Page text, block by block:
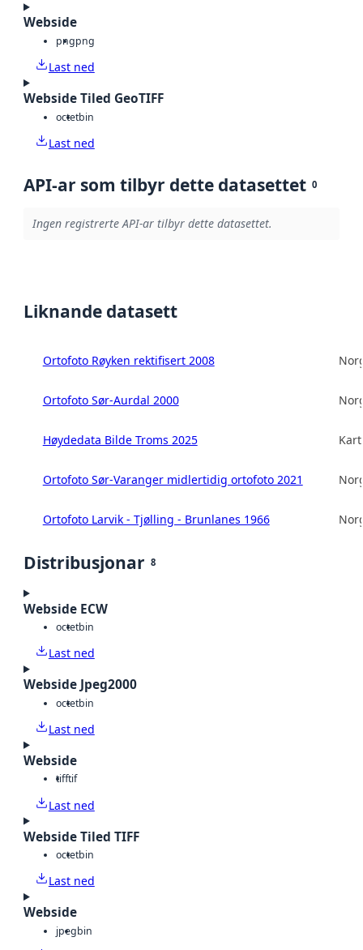
Webside
pngpng
Last ned
Webside Tiled GeoTIFF
octetbin
Last ned
API-ar som tilbyr dette datasettet 0
Ingen registrerte API-ar tilbyr dette datasettet.
Liknande datasett
Ortofoto Røyken rektifisert 2008
Ortofoto Sør-Aurdal 2000
Høydedata Bilde Troms 2025
Ortofoto Sør-Varanger midlertidig ortofoto 2021
Ortofoto Larvik - Tjølling - Brunlanes 1966
Distribusjonar 8
Webside ECW
octetbin
Last ned
Webside Jpeg2000
octetbin
Last ned
Webside
tifftif
Last ned
Webside Tiled TIFF
octetbin
Last ned
Webside
jpegbin